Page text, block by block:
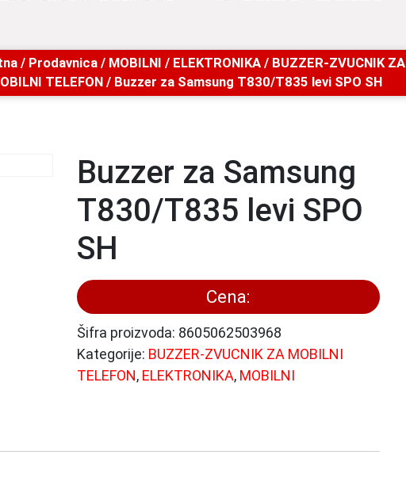
/ Prodavnica / MOBILNI / ELEKTRONIKA / BUZZER-ZVUCNIK ZA
TELEFON / Buzzer za Samsung T830/T835 levi SPO SH
Buzzer za Samsung
T830/T835 levi SPO
SH
Cena:
Šifra proizvoda: 8605062503968
Kategorije: BUZZER-ZVUCNIK ZA MOBILNI
TELEFON, ELEKTRONIKA, MOBILNI